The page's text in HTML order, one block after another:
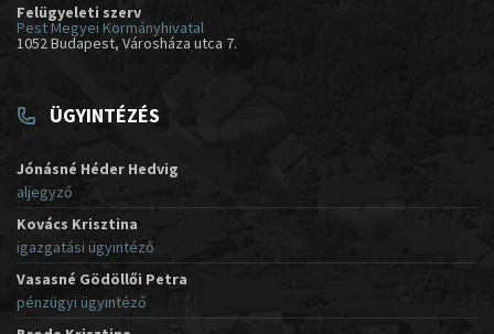
Felügyeleti szerv
Pest Megyei Kormányhivatal
1052 Budapest, Városháza utca 7.
ÜGYINTÉZÉS
Jónásné Héder Hedvig
aljegyző
Kovács Krisztina
igazgatási ügyintéző
Vasasné Gödöllői Petra
pénzügyi ügyintéző